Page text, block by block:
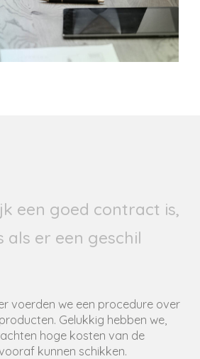
een goed contract is,
als er een geschil
voerden we een procedure over
Gelukkig hebben we,
hoge kosten van de
kunnen schikken.